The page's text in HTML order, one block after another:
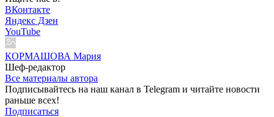
ВКонтакте
Яндекс Дзен
YouTube
КОРМАШОВА Мария
Шеф-редактор
Все материалы автора
Подписывайтесь на наш канал в Telegram и читайте новости
раньше всех!
Подписаться